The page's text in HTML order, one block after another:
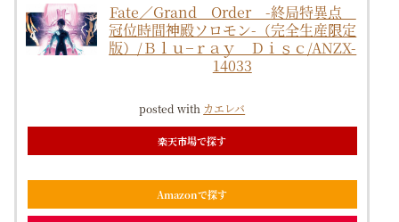
Fate／Grand Order -終局特異点
冠位時間神殿ソロモン-（完全生産限定
版）/Ｂｌｕ−ｒａｙ Ｄｉｓｃ/ANZX-
14033
posted with カエレバ
楽天市場で探す
Amazonで探す